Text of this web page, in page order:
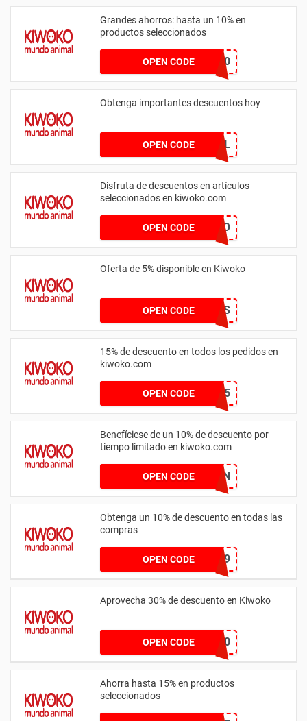
Grandes ahorros: hasta un 10% en
productos seleccionados
OPEN CODEORIJEN10
Obtenga importantes descuentos hoy
OPEN CODE ROYAL
Disfruta de descuentos en artículos
seleccionados en kiwoko.com
OPEN CODE
RADARGATO
Oferta de 5% disponible en Kiwoko
OPEN CODESAVINGS
15% de descuento en todos los pedidos en
kiwoko.com
OPEN CODE
TOPMARCAS15
Benefíciese de un 10% de descuento por
tiempo limitado en kiwoko.com
OPEN CODE
PREVENCION
Obtenga un 10% de descuento en todas las
compras
OPEN CODE10VUELVE49
Aprovecha 30% de descuento en Kiwoko
OPEN CODEFIESTA30
Ahorra hasta 15% en productos
seleccionados